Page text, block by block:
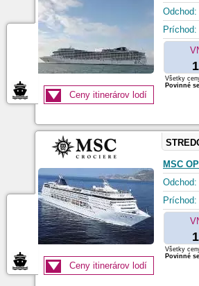
Odchod:
Príchod:
Ceny itinerárov lodí
Všetky
Povinné
MSC
Odchod:
Príchod:
Ceny itinerárov lodí
Všetky
Povinné